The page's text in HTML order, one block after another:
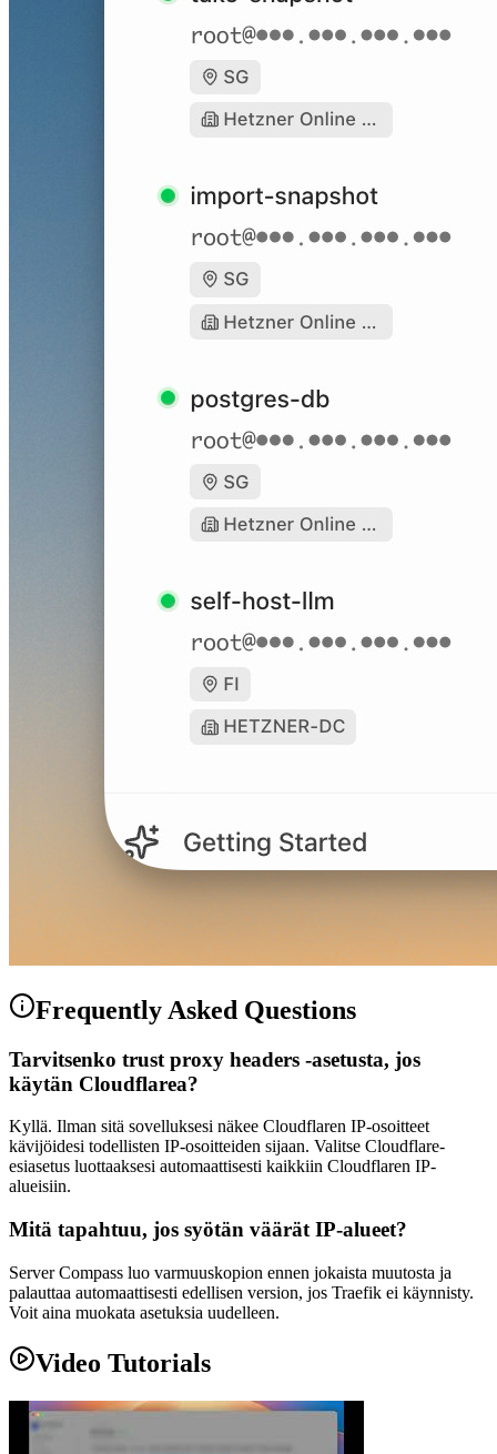
Frequently Asked Questions
Tarvitsenko trust proxy headers -asetusta, jos
käytän Cloudflarea?
Kyllä. Ilman sitä sovelluksesi näkee Cloudflaren IP-osoitteet
kävijöidesi todellisten IP-osoitteiden sijaan. Valitse Cloudflare-
esiasetus luottaaksesi automaattisesti kaikkiin Cloudflaren IP-
alueisiin.
Mitä tapahtuu, jos syötän väärät IP-alueet?
Server Compass luo varmuuskopion ennen jokaista muutosta ja
palauttaa automaattisesti edellisen version, jos Traefik ei käynnisty.
Voit aina muokata asetuksia uudelleen.
Video Tutorials